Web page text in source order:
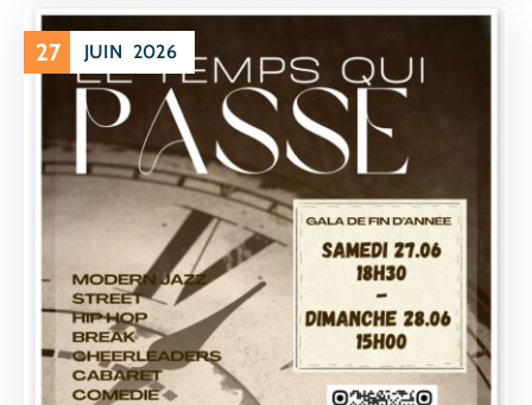
27 JUIN 2026